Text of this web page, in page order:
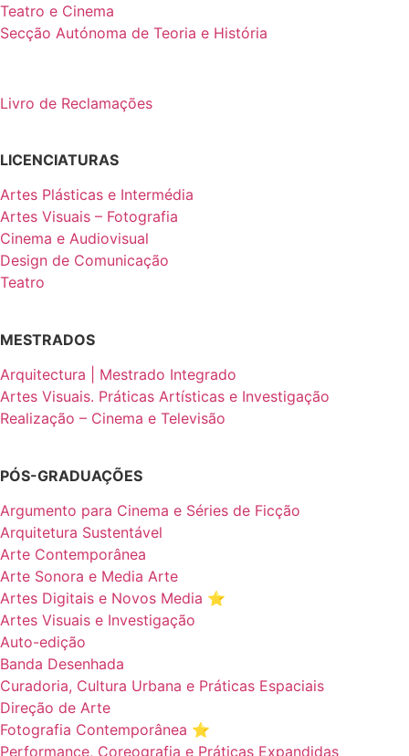
Teatro e Cinema
Secção Autónoma de Teoria e História
Livro de Reclamações
LICENCIATURAS
Artes Plásticas e Intermédia
Artes Visuais – Fotografia
Cinema e Audiovisual
Design de Comunicação
Teatro
MESTRADOS
Arquitectura | Mestrado Integrado
Artes Visuais. Práticas Artísticas e Investigação
Realização – Cinema e Televisão
PÓS-GRADUAÇÕES
Argumento para Cinema e Séries de Ficção
Arquitetura Sustentável
Arte Contemporânea
Arte Sonora e Media Arte
Artes Digitais e Novos Media ⭐️
Artes Visuais e Investigação
Auto-edição
Banda Desenhada
Curadoria, Cultura Urbana e Práticas Espaciais
Direção de Arte
Fotografia Contemporânea ⭐️
Performance, Coreografia e Práticas Expandidas